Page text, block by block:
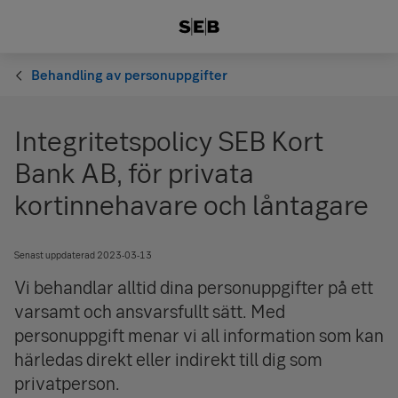
Behandling av personuppgifter
Integritetspolicy SEB Kort
Bank AB, för privata
kortinnehavare och låntagare
Senast uppdaterad 2023-03-13
Vi behandlar alltid dina personuppgifter på ett
varsamt och ansvarsfullt sätt. Med
personuppgift menar vi all information som kan
härledas direkt eller indirekt till dig som
privatperson.